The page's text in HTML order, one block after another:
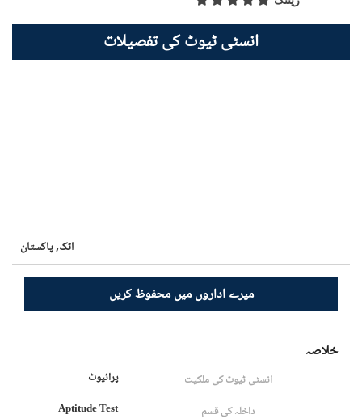
انسٹی ٹیوٹ کی تفصیلات
اٹک,پاکستان
میرے اداروں میں محفوظ کریں
خلاصہ
انسٹی ٹیوٹ کی ملکیت
پرائیوٹ
داخلہ کی قسم
Aptitude Test